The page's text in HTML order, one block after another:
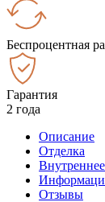
Беспроцентная
Гарантия
2 года
Описание
Отделка
Отзывы